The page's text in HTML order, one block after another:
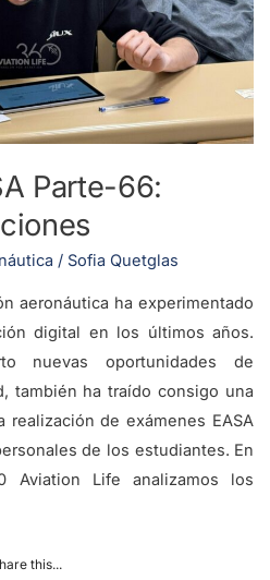
Parte-66:
/ Sofia Quetglas
aeronáutica ha experimentado
digital en los últimos años.
nuevas oportunidades de
también ha traído consigo una
realización de exámenes EASA
de los estudiantes. En
Aviation Life analizamos los
this...